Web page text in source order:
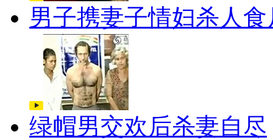
男子携妻子情妇杀人食
绿帽男交欢后杀妻自尽